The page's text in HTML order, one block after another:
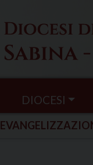
DIOCESI